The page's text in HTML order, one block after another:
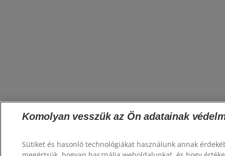
Komolyan vesszük az Ön adatainak
Sütiket és hasonló technológiákat használunk annak